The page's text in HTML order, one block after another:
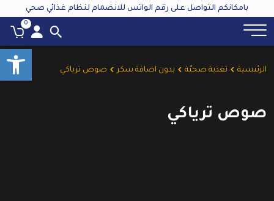
بامكانكم التواصل على رقم الواتس للانضمام لنظام غذائي صحي
0
الرئيسية تغذية صحيّة بدون اضافة سكر صوص ترياكي
صوص ترياكي